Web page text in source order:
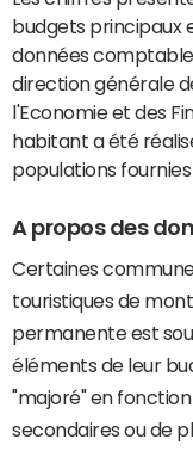
budgets principaux
données
direction générale
l'Economie et des
habitant a été
populations fournies
A propos des
Certaines
touristiques de
permanente est
éléments de leur
"majoré" en
secondaires ou de